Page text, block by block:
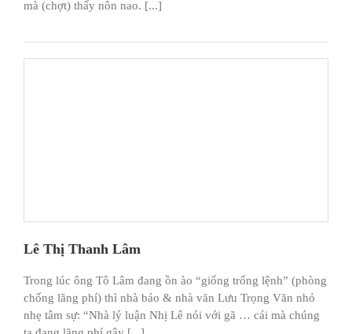
mà (chợt) thấy nôn nao. [...]
Lê Thị Thanh Lâm
Trong lúc ông Tô Lâm đang ồn ào “giống trống lệnh” (phòng
chống lãng phí) thì nhà báo & nhà văn Lưu Trọng Văn nhỏ
nhẹ tâm sự: “Nhà lý luận Nhị Lê nói với gã … cái mà chúng